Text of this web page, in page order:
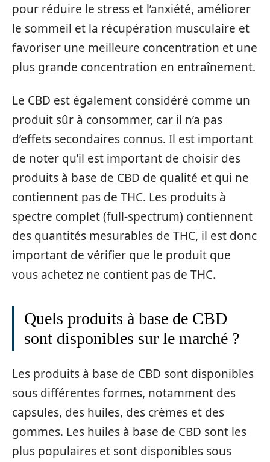
pour réduire le stress et l’anxiété, améliorer
le sommeil et la récupération musculaire et
favoriser une meilleure concentration et une
plus grande concentration en entraînement.
Le CBD est également considéré comme un
produit sûr à consommer, car il n’a pas
d’effets secondaires connus. Il est important
de noter qu’il est important de choisir des
produits à base de CBD de qualité et qui ne
contiennent pas de THC. Les produits à
spectre complet (full-spectrum) contiennent
des quantités mesurables de THC, il est donc
important de vérifier que le produit que
vous achetez ne contient pas de THC.
Quels produits à base de CBD
sont disponibles sur le marché ?
Les produits à base de CBD sont disponibles
sous différentes formes, notamment des
capsules, des huiles, des crèmes et des
gommes. Les huiles à base de CBD sont les
plus populaires et sont disponibles sous